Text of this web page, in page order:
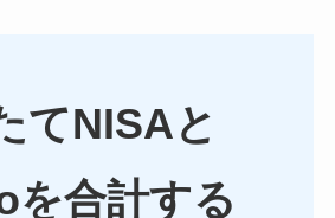
てNISAと
を合計する